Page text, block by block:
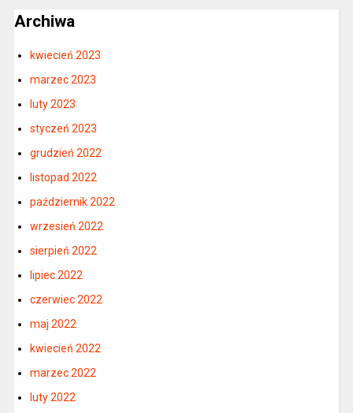
Archiwa
kwiecień 2023
marzec 2023
luty 2023
styczeń 2023
grudzień 2022
listopad 2022
październik 2022
wrzesień 2022
sierpień 2022
lipiec 2022
czerwiec 2022
maj 2022
kwiecień 2022
marzec 2022
luty 2022